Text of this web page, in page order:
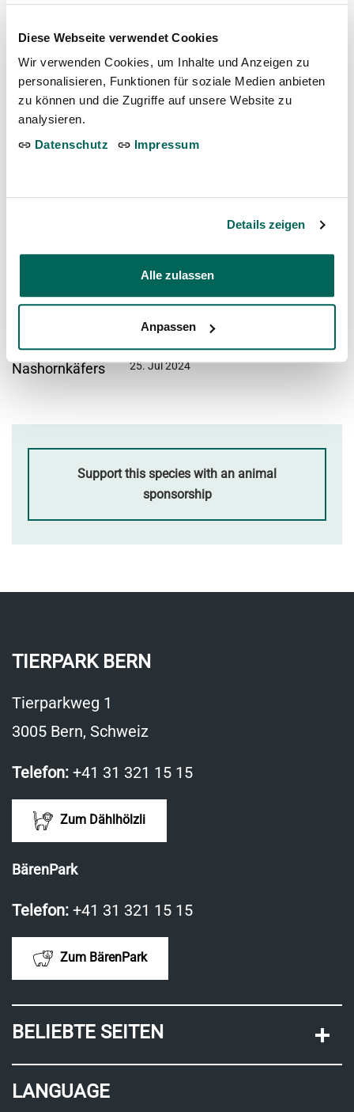
Diese Webseite verwendet Cookies
Wir verwenden Cookies, um Inhalte und Anzeigen zu
personalisieren, Funktionen für soziale Medien anbieten
zu können und die Zugriffe auf unsere Website zu
analysieren.
Datenschutz
Impressum
Details zeigen
Alle zulassen
Anpassen
Location: Dählhölzli
Valentinstag in den Tropen des
Location: Dählhölzli
22. Jan 2025
15. Sep 2024
«Nashörner» in Bern ausgewildert
Location: Dählhölzli
25. Jul 2024
Support this species with an animal
sponsorship
TIERPARK BERN
Tierparkweg 1
3005 Bern, Schweiz
Telefon: +41 31 321 15 15
Zum Dählhölzli
BärenPark
Telefon: +41 31 321 15 15
Zum BärenPark
BELIEBTE SEITEN
LANGUAGE